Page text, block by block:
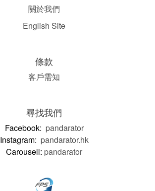
關於我們
English Site
條款
客戶需知
尋找我們
Facebook: pandarator
Instagram: pandarator.hk
Carousell: pandarator